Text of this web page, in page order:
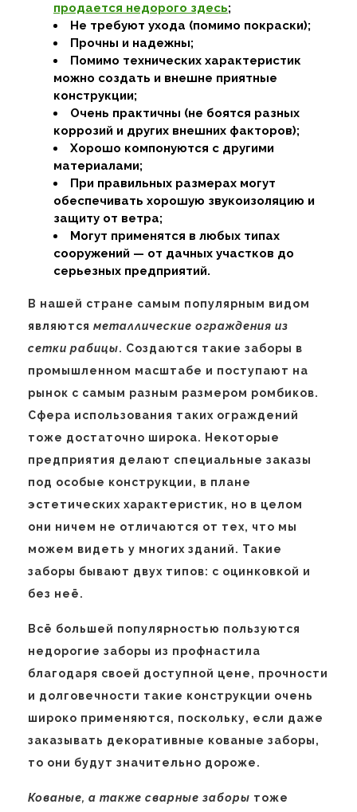
продается недорого здесь;
Не требуют ухода (помимо покраски);
Прочны и надежны;
Помимо технических характеристик
можно создать и внешне приятные
конструкции;
Очень практичны (не боятся разных
коррозий и других внешних факторов);
Хорошо компонуются с другими
материалами;
При правильных размерах могут
обеспечивать хорошую звукоизоляцию и
защиту от ветра;
Могут применятся в любых типах
сооружений — от дачных участков до
серьезных предприятий.
В нашей стране самым популярным видом
являются металлические ограждения из
сетки рабицы. Создаются такие заборы в
промышленном масштабе и поступают на
рынок с самым разным размером ромбиков.
Сфера использования таких ограждений
тоже достаточно широка. Некоторые
предприятия делают специальные заказы
под особые конструкции, в плане
эстетических характеристик, но в целом
они ничем не отличаются от тех, что мы
можем видеть у многих зданий. Такие
заборы бывают двух типов: с оцинковкой и
без неё.
Всё большей популярностью пользуются
недорогие заборы из профнастила
благодаря своей доступной цене, прочности
и долговечности такие конструкции очень
широко применяются, поскольку, если даже
заказывать декоративные кованые заборы,
то они будут значительно дороже.
Кованые, а также сварные заборы тоже